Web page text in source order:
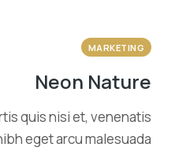
MARKETING
Neon Nature
quis nisi et, venenatis
eget arcu malesuada